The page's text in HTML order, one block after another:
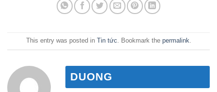
This entry was posted in Tin tức. Bookmark the permalink.
DUONG